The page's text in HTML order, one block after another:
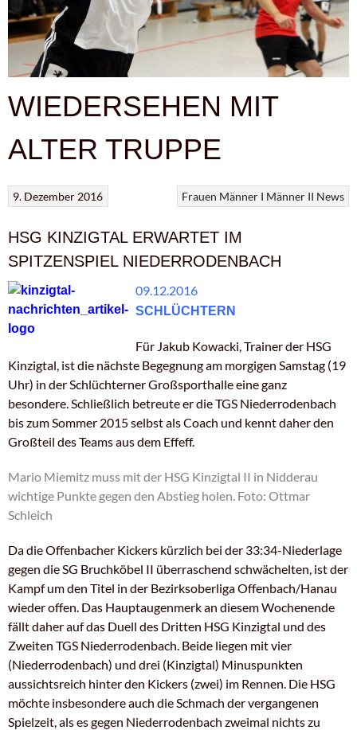
WIEDERSEHEN MIT
ALTER TRUPPE
Frauen Männer I Männer II News
9. Dezember 2016
HSG KINZIGTAL ERWARTET IM
SPITZENSPIEL NIEDERRODENBACH
09.12.2016
SCHLÜCHTERN
Für Jakub Kowacki, Trainer der HSG
Kinzigtal, ist die nächste Begegnung am morgigen Samstag (19
Uhr) in der Schlüchterner Großsporthalle eine ganz
besondere. Schließlich betreute er die TGS Niederrodenbach
bis zum Sommer 2015 selbst als Coach und kennt daher den
Großteil des Teams aus dem Effeff.
Mario Miemitz muss mit der HSG Kinzigtal II in Nidderau
wichtige Punkte gegen den Abstieg holen. Foto: Ottmar
Schleich
Da die Offenbacher Kickers kürzlich bei der 33:34-Niederlage
gegen die SG Bruchköbel II überraschend schwächelten, ist der
Kampf um den Titel in der Bezirksoberliga Offenbach/Hanau
wieder offen. Das Hauptaugenmerk an diesem Wochenende
fällt daher auf das Duell des Dritten HSG Kinzigtal und des
Zweiten TGS Niederrodenbach. Beide liegen mit vier
(Niederrodenbach) und drei (Kinzigtal) Minuspunkten
aussichtsreich hinter den Kickers (zwei) im Rennen. Die HSG
möchte insbesondere auch die Schmach der vergangenen
Spielzeit, als es gegen Niederrodenbach zweimal nichts zu